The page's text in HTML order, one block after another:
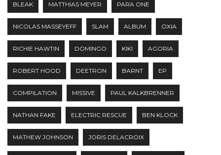
BLEAK MATTHIAS MEYER PARA ONE
NICOLAS MASSEYEFF SLAM ALBUM OXIA
RICHIE HAWTIN DOMINGO KIKI AGORIA
ROBERT HOOD DEETRON BARNT EP
COMPILATION MISSIVE PAUL KALKBRENNER
NATHAN FAKE ELECTRIC RESCUE BEN KLOCK
MATHEW JOHNSON JORIS DELACROIX